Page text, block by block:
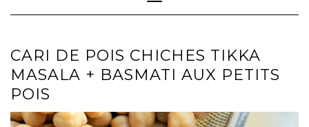
CARI DE POIS CHICHES TIKKA
MASALA + BASMATI AUX PETITS
POIS